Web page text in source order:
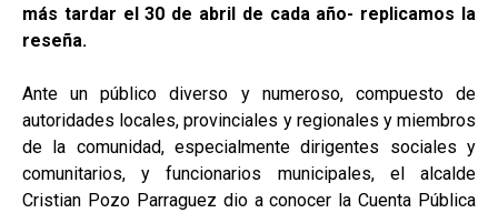
más tardar el 30 de abril de cada año- replicamos la
reseña.
Ante un público diverso y numeroso, compuesto de
autoridades locales, provinciales y regionales y miembros
de la comunidad, especialmente dirigentes sociales y
comunitarios, y funcionarios municipales, el alcalde
Cristian Pozo Parraguez dio a conocer la Cuenta Pública